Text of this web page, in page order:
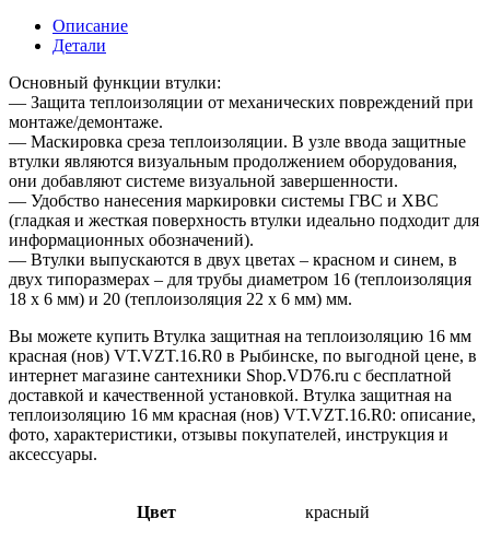
Описание
Детали
Основный функции втулки:
— Защита теплоизоляции от механических повреждений при
монтаже/демонтаже.
— Маскировка среза теплоизоляции. В узле ввода защитные
втулки являются визуальным продолжением оборудования,
они добавляют системе визуальной завершенности.
— Удобство нанесения маркировки системы ГВС и ХВС
(гладкая и жесткая поверхность втулки идеально подходит для
информационных обозначений).
— Втулки выпускаются в двух цветах – красном и синем, в
двух типоразмерах – для трубы диаметром 16 (теплоизоляция
18 x 6 мм) и 20 (теплоизоляция 22 x 6 мм) мм.
Вы можете купить Втулка защитная на теплоизоляцию 16 мм
красная (нов) VT.VZT.16.R0 в Рыбинске, по выгодной цене, в
интернет магазине сантехники Shop.VD76.ru с бесплатной
доставкой и качественной установкой. Втулка защитная на
теплоизоляцию 16 мм красная (нов) VT.VZT.16.R0: описание,
фото, характеристики, отзывы покупателей, инструкция и
аксессуары.
Цвет красный